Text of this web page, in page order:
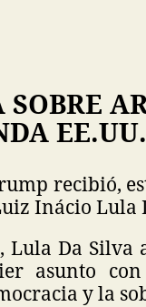
recibió,
Inácio Lula
Da Silva
asunto con
y la